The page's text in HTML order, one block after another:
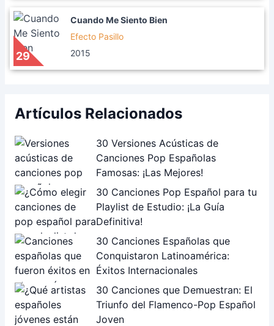
29
Cuando Me Siento Bien
Efecto Pasillo
2015
Artículos Relacionados
30 Versiones Acústicas de
Canciones Pop Españolas
Famosas: ¡Las Mejores!
30 Canciones Pop Español para tu
Playlist de Estudio: ¡La Guía
Definitiva!
30 Canciones Españolas que
Conquistaron Latinoamérica:
Éxitos Internacionales
30 Canciones que Demuestran: El
Triunfo del Flamenco-Pop Español
Joven